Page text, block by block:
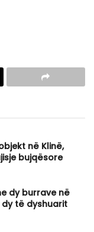
në Klinë,
bujqësore
dy burrave në
dy të dyshuarit